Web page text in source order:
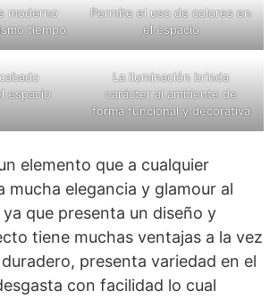
moderno
tiempo
Permite el uso de colores en
el espacio
espacio
La iluminación brinda
carácter al ambiente de
forma funcional y decorativa
elemento que a cualquier
mucha elegancia y glamour al
que presenta un diseño y
tiene muchas ventajas a la vez
presenta variedad en el
con facilidad lo cual